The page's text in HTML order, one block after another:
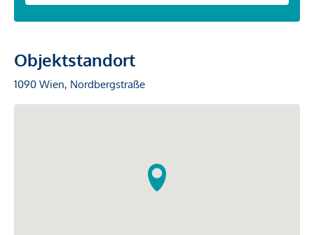
Objektstandort
1090 Wien, Nordbergstraße